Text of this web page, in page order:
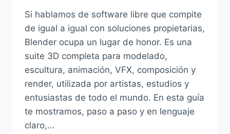
Si hablamos de software libre que compite
de igual a igual con soluciones propietarias,
Blender ocupa un lugar de honor. Es una
suite 3D completa para modelado,
escultura, animación, VFX, composición y
render, utilizada por artistas, estudios y
entusiastas de todo el mundo. En esta guía
te mostramos, paso a paso y en lenguaje
claro,…